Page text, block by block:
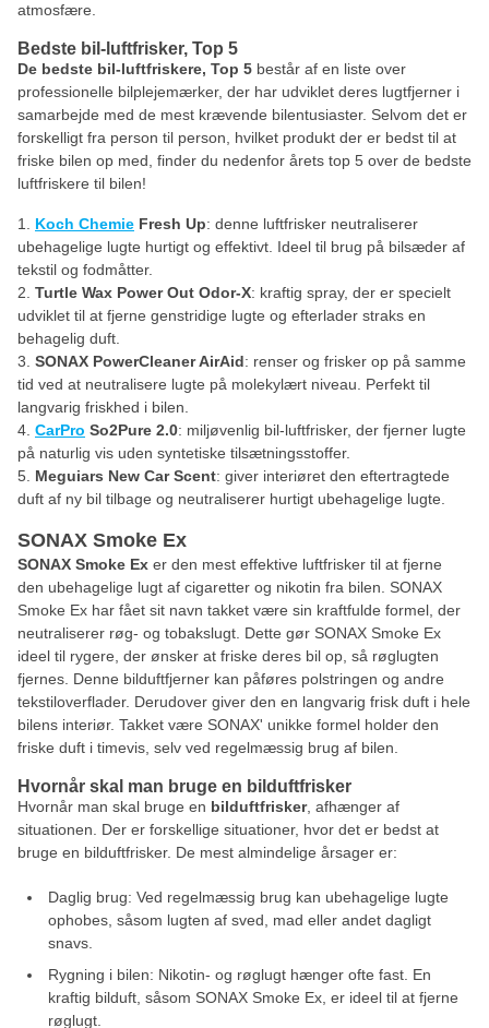
atmosfære.
Bedste bil-luftfrisker, Top 5
De bedste bil-luftfriskere, Top 5 består af en liste over
professionelle bilplejemærker, der har udviklet deres lugtfjerner i
samarbejde med de mest krævende bilentusiaster. Selvom det er
forskelligt fra person til person, hvilket produkt der er bedst til at
friske bilen op med, finder du nedenfor årets top 5 over de bedste
luftfriskere til bilen!
Koch Chemie Fresh Up: denne luftfrisker neutraliserer
ubehagelige lugte hurtigt og effektivt. Ideel til brug på bilsæder af
tekstil og fodmåtter.
Turtle Wax Power Out Odor-X: kraftig spray, der er specielt
udviklet til at fjerne genstridige lugte og efterlader straks en
behagelig duft.
SONAX PowerCleaner AirAid: renser og frisker op på samme
tid ved at neutralisere lugte på molekylært niveau. Perfekt til
langvarig friskhed i bilen.
CarPro So2Pure 2.0: miljøvenlig bil-luftfrisker, der fjerner lugte
på naturlig vis uden syntetiske tilsætningsstoffer.
Meguiars New Car Scent: giver interiøret den eftertragtede
duft af ny bil tilbage og neutraliserer hurtigt ubehagelige lugte.
SONAX Smoke Ex
SONAX Smoke Ex er den mest effektive luftfrisker til at fjerne
den ubehagelige lugt af cigaretter og nikotin fra bilen. SONAX
Smoke Ex har fået sit navn takket være sin kraftfulde formel, der
neutraliserer røg- og tobakslugt. Dette gør SONAX Smoke Ex
ideel til rygere, der ønsker at friske deres bil op, så røglugten
fjernes. Denne bilduftfjerner kan påføres polstringen og andre
tekstiloverflader. Derudover giver den en langvarig frisk duft i hele
bilens interiør. Takket være SONAX' unikke formel holder den
friske duft i timevis, selv ved regelmæssig brug af bilen.
Hvornår skal man bruge en bilduftfrisker
Hvornår man skal bruge en bilduftfrisker, afhænger af
situationen. Der er forskellige situationer, hvor det er bedst at
bruge en bilduftfrisker. De mest almindelige årsager er:
Daglig brug: Ved regelmæssig brug kan ubehagelige lugte
ophobes, såsom lugten af sved, mad eller andet dagligt
snavs.
Rygning i bilen: Nikotin- og røglugt hænger ofte fast. En
kraftig bilduft, såsom SONAX Smoke Ex, er ideel til at fjerne
røglugt.